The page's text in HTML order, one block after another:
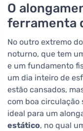
O
ferramenta
No outro extremo
noturno, que tem
e um fundamento
um dia inteiro de
estão cansados,
com boa circulação
ideal para um
estático, no qual